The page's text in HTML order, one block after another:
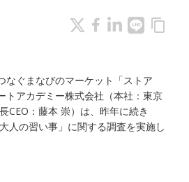
content_copy
なぐまなびのマーケット「ストア
トアカデミー株式会社（本社：東京
CEO：藤本 崇）は、昨年に続き
人の習い事」に関する調査を実施し